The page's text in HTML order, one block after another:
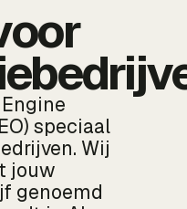
speciaal
Wij
jouw
genoemd